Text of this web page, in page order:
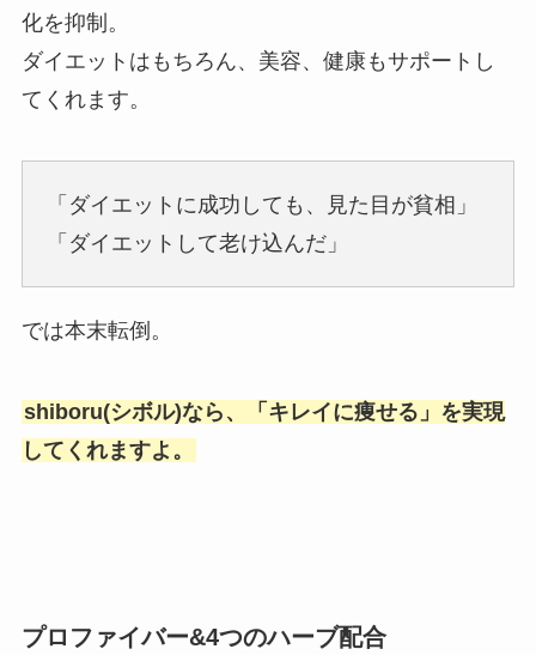
化を抑制。
ダイエットはもちろん、美容、健康もサポートし
てくれます。
「ダイエットに成功しても、見た目が貧相」
「ダイエットして老け込んだ」
では本末転倒。
shiboru(シボル)なら、「キレイに痩せる」を実現
してくれますよ。
プロファイバー&4つのハーブ配合